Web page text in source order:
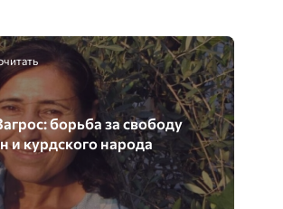
борьба за свободу
и курдского народа